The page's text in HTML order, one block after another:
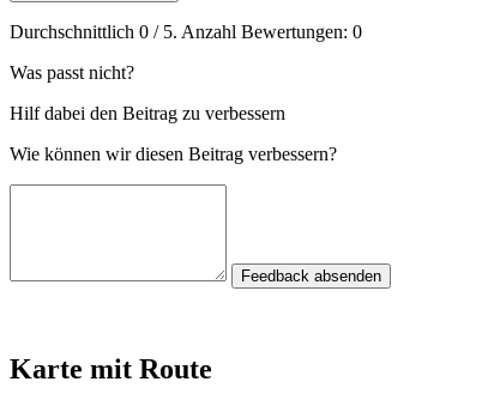
Durchschnittlich 0 / 5. Anzahl Bewertungen: 0
Was passt nicht?
Hilf dabei den Beitrag zu verbessern
Wie können wir diesen Beitrag verbessern?
Feedback absenden
Karte mit Route